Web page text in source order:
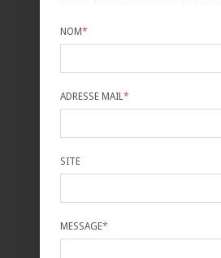
NOM*
ADRESSE MAIL *
SITE
MESSAGE*